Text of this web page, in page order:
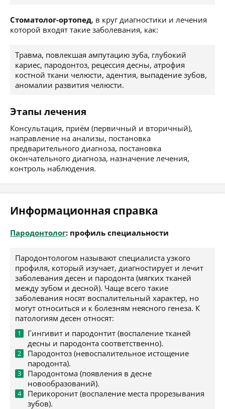
Стоматолог-ортопед, в круг диагностики и лечения
которой входят такие заболевания, как:
Травма, повлекшая ампутацию зуба, глубокий
кариес, пародонтоз, рецессия десны, атрофия
костной ткани челюсти, адентия, выпадение зубов,
аномалии развития челюсти.
Этапы лечения
Консультация, приём (первичный и вторичный),
направление на анализы, постановка
предварительного диагноза, постановка
окончательного диагноза, назначение лечения,
контроль наблюдения.
Информационная справка
Пародонтолог: профиль специальности
Пародонтологом называют специалиста узкого
профиля, который изучает, диагностирует и лечит
заболевания десен и пародонта (мягких тканей
между зубом и десной). Чаще всего такие
заболевания носят воспалительный характер, но
могут относиться и к болезням неясного генеза. К
патологиям десен относят:
Гингивит и пародонтит (воспаление тканей
десны и пародонта соответственно).
Пародонтоз (невоспалительное истощение
пародонта).
Пародонтома (появления в десне
новообразований).
Перикоронит (воспаление места прорезывания
зубов).